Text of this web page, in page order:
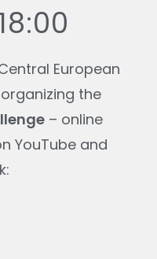
European
the
– online
YouTube and